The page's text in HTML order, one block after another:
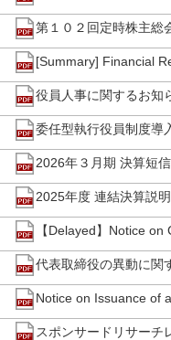
第１０２回定時株主総
[Summary] Financial
役員人事に関するお知
委任型執行役員制度導
2026年３月期 決算短
2025年度 連結決算説
【Delayed】Notice
代表取締役の異動に関
Notice on Issuance of
スポンサードリサーチ